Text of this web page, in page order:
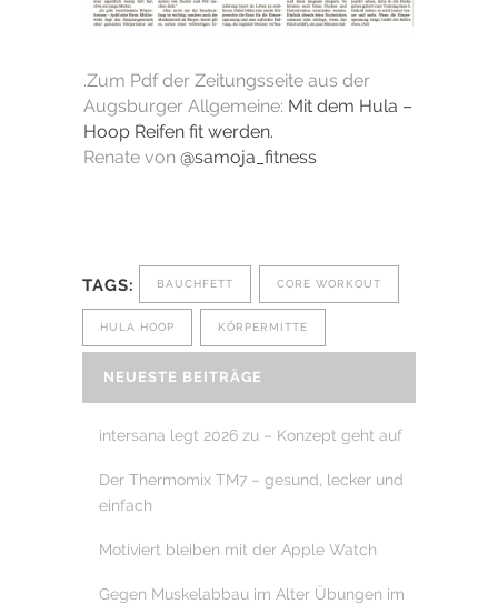
.Zum Pdf der Zeitungsseite aus der
Augsburger Allgemeine: Mit dem Hula –
Hoop Reifen fit werden.
Renate von @samoja_fitness
TAGS: BAUCHFETT CORE WORKOUT
HULA HOOP KÖRPERMITTE
NEUESTE BEITRÄGE
intersana legt 2026 zu – Konzept geht auf
Der Thermomix TM7 – gesund, lecker und
einfach
Motiviert bleiben mit der Apple Watch
Gegen Muskelabbau im Alter Übungen im